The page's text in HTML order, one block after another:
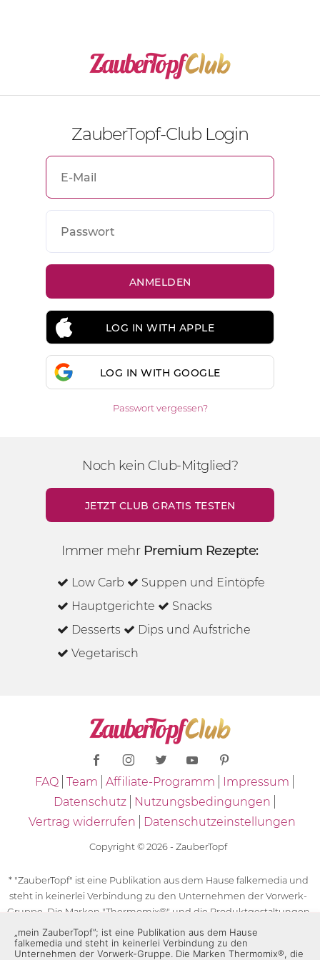
ZauberTopf-Club Login
LOG IN WITH APPLE
LOG IN WITH GOOGLE
Passwort vergessen?
Noch kein Club-Mitglied?
JETZT CLUB GRATIS TESTEN
Immer mehr Premium Rezepte:
Low Carb
Suppen und Eintöpfe
Hauptgerichte
Snacks
Desserts
Dips und Aufstriche
Vegetarisch
FAQ Team Affiliate-Programm
Impressum
Datenschutz
Nutzungsbedingungen
Vertrag widerrufen
Datenschutzeinstellungen
Copyright © 2026 - ZauberTopf
* "ZauberTopf" ist eine Publikation aus dem Hause falkemedia und
steht in keinerlei Verbindung zu den Unternehmen der Vorwerk-
Gruppe. Die Marken "Thermomix®" und die Produktgestaltungen
des "Thermomix®" sind eingetragene Marken der Unternehmen
der Vorwerk-Gruppe. Die Marken Thermomix®, die Zeichen TM5®,
„mein ZauberTopf”; ist eine Publikation aus dem Hause
falkemedia und steht in keinerlei Verbindung zu den
Unternehmen der Vorwerk-Gruppe. Die Marken Thermomix®, die